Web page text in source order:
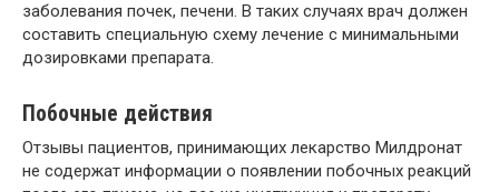
заболевания почек, печени. В таких случаях врач должен
составить специальную схему лечение с минимальными
дозировками препарата.
Побочные действия
Отзывы пациентов, принимающих лекарство Милдронат
не содержат информации о появлении побочных реакций